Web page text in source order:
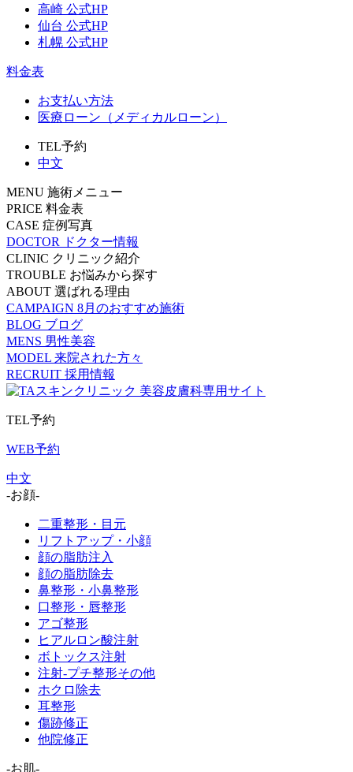
高崎 公式HP
仙台 公式HP
札幌 公式HP
料金表
お支払い方法
医療ローン（メディカルローン）
TEL予約
中文
MENU 施術メニュー
PRICE 料金表
CASE 症例写真
DOCTOR
ドクター情報
CLINIC クリニック紹介
TROUBLE お悩みから探す
ABOUT 選ばれる理由
CAMPAIGN 8月のおすすめ施術
BLOG ブログ
MENS 男性美容
MODEL 来院された方々
RECRUIT 採用情報
TEL予約
WEB予約
中文
-お顔-
二重整形・目元
リフトアップ・小顔
顔の脂肪注入
顔の脂肪除去
鼻整形・小鼻整形
口整形・唇整形
アゴ整形
ヒアルロン酸注射
ボトックス注射
注射-プチ整形その他
ホクロ除去
耳整形
傷跡修正
他院修正
-お肌-